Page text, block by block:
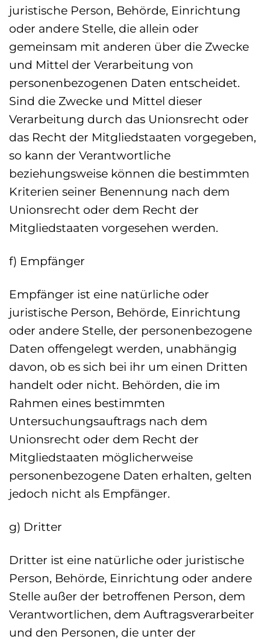
juristische Person, Behörde, Einrichtung
oder andere Stelle, die allein oder
gemeinsam mit anderen über die Zwecke
und Mittel der Verarbeitung von
personenbezogenen Daten entscheidet.
Sind die Zwecke und Mittel dieser
Verarbeitung durch das Unionsrecht oder
das Recht der Mitgliedstaaten vorgegeben,
so kann der Verantwortliche
beziehungsweise können die bestimmten
Kriterien seiner Benennung nach dem
Unionsrecht oder dem Recht der
Mitgliedstaaten vorgesehen werden.
f) Empfänger
Empfänger ist eine natürliche oder
juristische Person, Behörde, Einrichtung
oder andere Stelle, der personenbezogene
Daten offengelegt werden, unabhängig
davon, ob es sich bei ihr um einen Dritten
handelt oder nicht. Behörden, die im
Rahmen eines bestimmten
Untersuchungsauftrags nach dem
Unionsrecht oder dem Recht der
Mitgliedstaaten möglicherweise
personenbezogene Daten erhalten, gelten
jedoch nicht als Empfänger.
g) Dritter
Dritter ist eine natürliche oder juristische
Person, Behörde, Einrichtung oder andere
Stelle außer der betroffenen Person, dem
Verantwortlichen, dem Auftragsverarbeiter
und den Personen, die unter der